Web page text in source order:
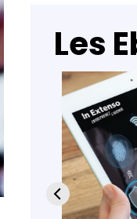
Les